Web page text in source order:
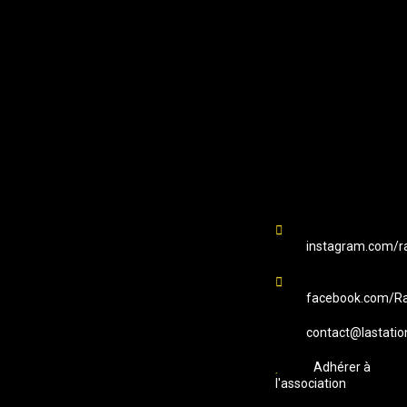
instagram.com/
facebook.com/
Adhérer à
l'association